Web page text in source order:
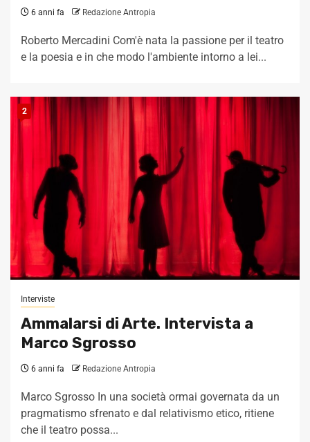
6 anni fa Redazione Antropia
Roberto Mercadini Com'è nata la passione per il teatro
e la poesia e in che modo l'ambiente intorno a lei...
2
Interviste
Ammalarsi di Arte. Intervista a
Marco Sgrosso
6 anni fa Redazione Antropia
Marco Sgrosso In una società ormai governata da un
pragmatismo sfrenato e dal relativismo etico, ritiene
che il teatro possa...